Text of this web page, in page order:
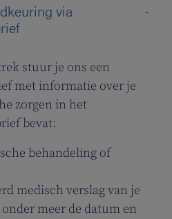
via
stuur je ons een
met informatie over je
zorgen in het
bevat:
behandeling of
medisch verslag van je
meer de datum en